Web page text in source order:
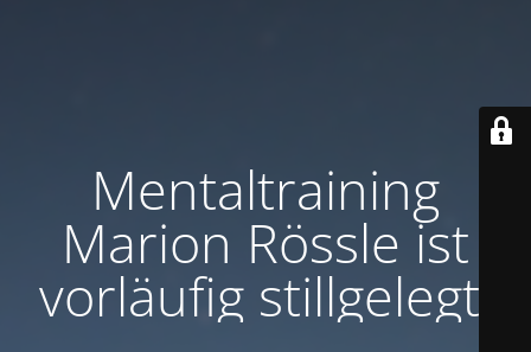
Mentaltraining
Marion Rössle ist
vorläufig stillgelegt.